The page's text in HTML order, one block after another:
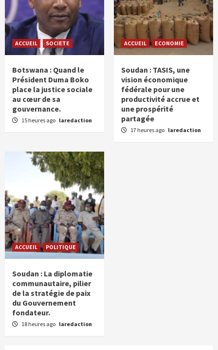
ACCUEIL SOCIETE
Botswana : Quand le
Président Duma Boko
place la justice sociale
au cœur de sa
gouvernance.
15 heures ago laredaction
ACCUEIL ECONOMIE
Soudan : TASIS, une
vision économique
fédérale pour une
productivité accrue et
une prospérité
partagée
17 heures ago laredaction
ACCUEIL POLITIQUE
Soudan : La diplomatie
communautaire, pilier
de la stratégie de paix
du Gouvernement
fondateur.
18 heures ago laredaction